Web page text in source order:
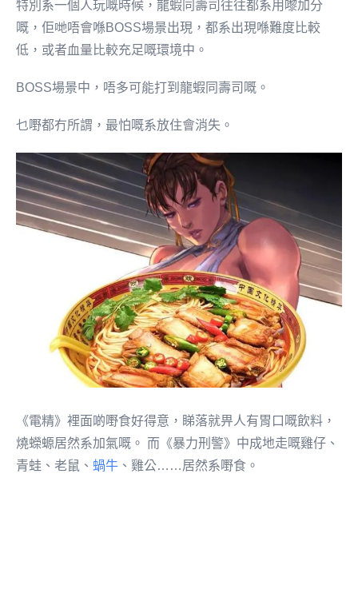
特別系一個人玩嘅時候，龍蝦同壽司往往都系用嚟加分
嘅，佢哋唔會喺BOSS場景出現，都系出現喺難度比較
低，或者血量比較充足嘅環境中。
BOSS場景中，唔多可能打到龍蝦同壽司嘅。
乜嘢都冇所謂，最怕嘅系放住會消失。
《電精》裡面啲嘢食好得意，睇落就畀人有胃口嘅飲料，
燒蠑螈居然系加氣嘅。 而《暴力刑警》中成地走嘅雞仔、
青蛙、老鼠、 蝸牛 、雞公……居然系嘢食。